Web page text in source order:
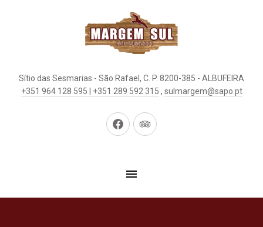
Sítio das Sesmarias - São Rafael, C. P. 8200-385 - ALBUFEIRA
+351 964 128 595 | +351 289 592 315 , sulmargem@sapo.pt
Neues Neues